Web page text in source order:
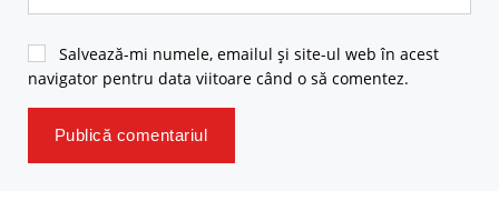
Salvează-mi numele, emailul și site-ul web în acest
navigator pentru data viitoare când o să comentez.